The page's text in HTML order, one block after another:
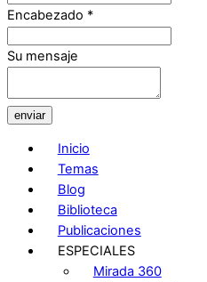
Encabezado *
Su mensaje
enviar
Inicio
Temas
Blog
Biblioteca
Publicaciones
ESPECIALES
Mirada 360